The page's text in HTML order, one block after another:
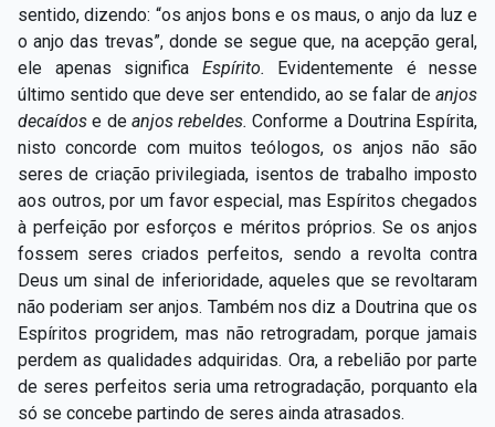
sentido, dizendo: “os anjos bons e os maus, o anjo da luz e
o anjo das trevas”, donde se segue que, na acepção geral,
ele apenas significa Espírito. Evidentemente é nesse
último sentido que deve ser entendido, ao se falar de anjos
decaídose de anjos rebeldes.Conforme a Doutrina Espírita,
nisto concorde com muitos teólogos, os anjos não são
seres de criação privilegiada, isentos de trabalho imposto
aos outros, por um favor especial, mas Espíritos chegados
à perfeição por esforços e méritos próprios. Se os anjos
fossem seres criados perfeitos, sendo a revolta contra
Deus um sinal de inferioridade, aqueles que se revoltaram
não poderiam ser anjos. Também nos diz a Doutrina que os
Espíritos progridem, mas não retrogradam, porque jamais
perdem as qualidades adquiridas. Ora, a rebelião por parte
de seres perfeitos seria uma retrogradação, porquanto ela
só se concebe partindo de seres ainda atrasados.